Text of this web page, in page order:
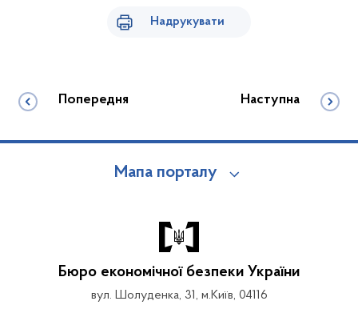
Надрукувати
Попередня Наступна
Мапа порталу
Бюро економічної безпеки України
вул. Шолуденка, 31, м.Київ, 04116